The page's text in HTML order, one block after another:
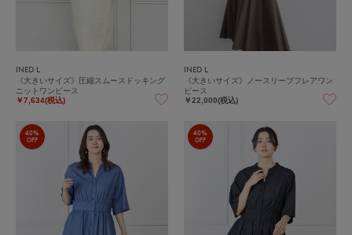
INED L
《大きいサイズ》圧縮スムースドッキング
ニットワンピース
￥7,634(税込)
INED L
《大きいサイズ》ノースリーブフレアワン
ピース
￥22,000(税込)
40%
OFF
40%
OFF